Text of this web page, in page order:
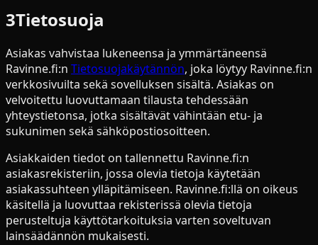
3Tietosuoja
Asiakas vahvistaa lukeneensa ja ymmärtäneensä
Ravinne.fi:n Tietosuojakäytännön, joka löytyy Ravinne.fi:n
verkkosivuilta sekä sovelluksen sisältä. Asiakas on
velvoitettu luovuttamaan tilausta tehdessään
yhteystietonsa, jotka sisältävät vähintään etu- ja
sukunimen sekä sähköpostiosoitteen.
Asiakkaiden tiedot on tallennettu Ravinne.fi:n
asiakasrekisteriin, jossa olevia tietoja käytetään
asiakassuhteen ylläpitämiseen. Ravinne.fi:llä on oikeus
käsitellä ja luovuttaa rekisterissä olevia tietoja
perusteltuja käyttötarkoituksia varten soveltuvan
lainsäädännön mukaisesti.